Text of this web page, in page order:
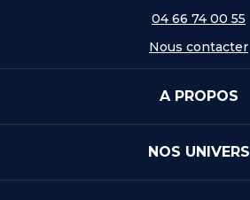
04 66 74 00 55
Nous contacter
A PROPOS
NOS UNIVERS